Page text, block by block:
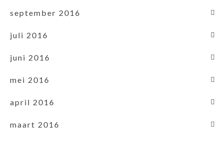
september 2016
juli 2016
juni 2016
mei 2016
april 2016
maart 2016